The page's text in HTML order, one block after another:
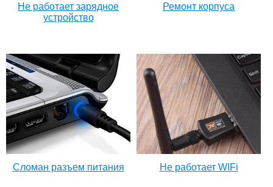
Не работает зарядное
устройство
Ремонт корпуса
Сломан разъем питания Не работает WIFi